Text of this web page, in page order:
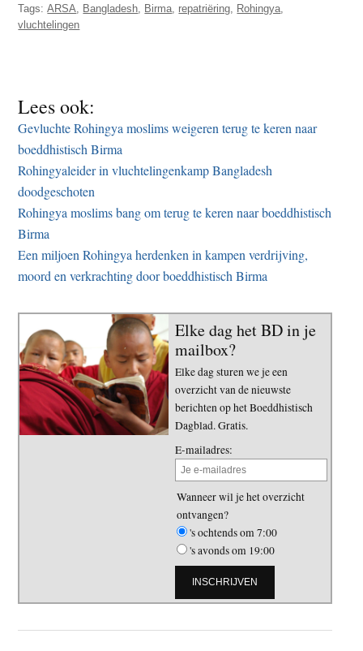
Tags:ARSA, Bangladesh, Birma, repatriëring, Rohingya,
vluchtelingen
Lees ook:
Gevluchte Rohingya moslims weigeren terug te keren naar
boeddhistisch Birma
Rohingyaleider in vluchtelingenkamp Bangladesh
doodgeschoten
Rohingya moslims bang om terug te keren naar boeddhistisch
Birma
Een miljoen Rohingya herdenken in kampen verdrijving,
moord en verkrachting door boeddhistisch Birma
Elke dag het BD in je
mailbox?
Elke dag sturen we je een
overzicht van de nieuwste
berichten op het Boeddhistisch
Dagblad. Gratis.
E-mailadres:
Wanneer wil je het overzicht
ontvangen?
's ochtends om 7:00
's avonds om 19:00